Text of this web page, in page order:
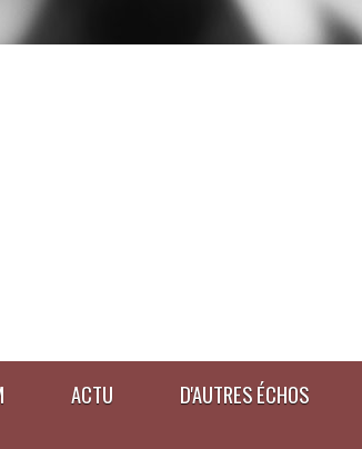
ACTU D'AUTRES ÉCHOS